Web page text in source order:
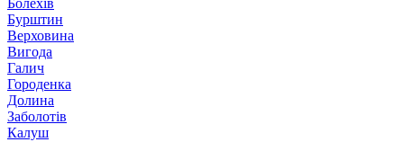
Болехів
Бурштин
Верховина
Вигода
Галич
Городенка
Долина
Заболотів
Калуш